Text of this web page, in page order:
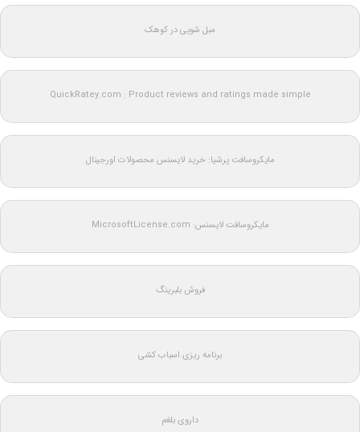
مبل شویی در کوهک
QuickRatey.com : Product reviews and ratings made simple
مایکروسافت پرشیا: خرید لایسنس محصولات اورجینال
مایکروسافت لایسنس: MicrosoftLicense.com
فروش بلبرینگ
برنامه ریزی اسباب کشی
داروی بلغم